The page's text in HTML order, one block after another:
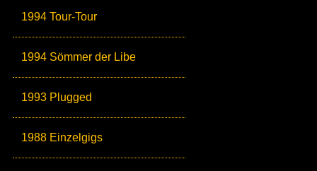
1994 Tour-Tour
1994 Sömmer der Libe
1993 Plugged
1988 Einzelgigs